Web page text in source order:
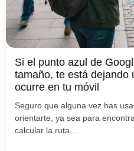
Si el punto azul de
tamaño, te está dejando
ocurre en tu móvil
Seguro que alguna vez has
orientarte, ya sea para
calcular la ruta...